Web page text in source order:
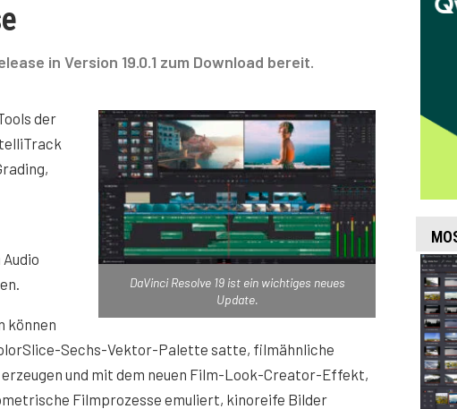
in Version 19.0.1 zum Download bereit.
DaVinci Resolve 19 ist ein wichtiges neues
Update.
der
können
Sechs-Vektor-Palette satte, filmähnliche
und mit dem neuen Film-Look-Creator-Effekt,
Filmprozesse emuliert, kinoreife Bilder